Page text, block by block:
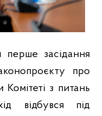
перше засідання
про
з питань
відбувся під